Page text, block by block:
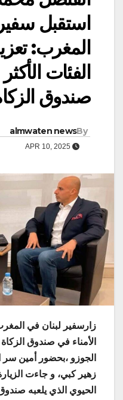
استقبل
المغرب:
الفئات
صندوق
By
almwaten news
زارسفير لبنان في
الأمناء في صندوق
الجوزو ،بحضور أمين سر
زهير كبي، و جاءت
الحيوي الذي يلعبه